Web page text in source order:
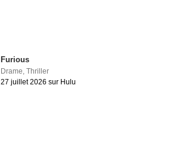
Furious
Drame,Thriller
27 juillet 2026 sur Hulu